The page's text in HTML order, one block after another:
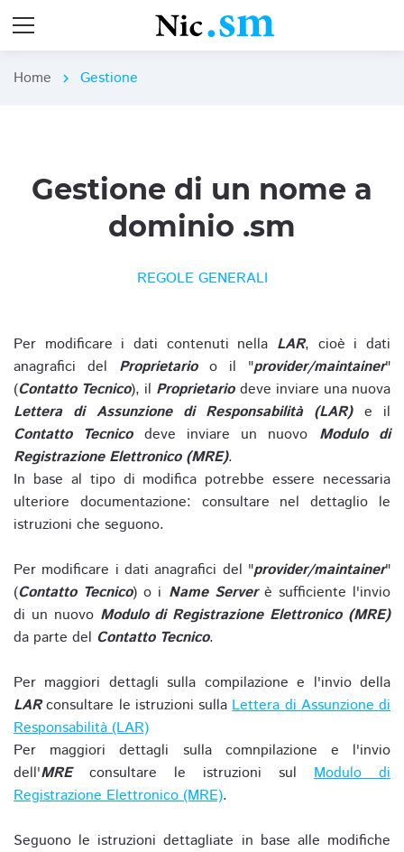
Home chevron_right Gestione
Gestione di un nome a
dominio .sm
REGOLE GENERALI
Per modificare i dati contenuti nella LAR, cioè i dati
anagrafici del Proprietarioo il "provider/maintainer"
(Contatto Tecnico), il Proprietariodeve inviare una nuova
Lettera di Assunzione di Responsabilità (LAR)e il
Contatto Tecnicodeve inviare un nuovo Modulo di
Registrazione Elettronico (MRE).
In base al tipo di modifica potrebbe essere necessaria
ulteriore documentazione: consultare nel dettaglio le
istruzioni che seguono.
Per modificare i dati anagrafici del "provider/maintainer"
(Contatto Tecnico) o i Name Serverè sufficiente l'invio
di un nuovo Modulo di Registrazione Elettronico (MRE)
da parte del Contatto Tecnico.
Per maggiori dettagli sulla compilazione e l'invio della
LARconsultare le istruzioni sullaLettera di Assunzione di
Responsabilità (LAR)
Per maggiori dettagli sulla comnpilazione e l'invio
dell'MREconsultare le istruzioni sul Modulo di
Registrazione Elettronico (MRE).
Seguono le istruzioni dettagliate in base alle modifiche